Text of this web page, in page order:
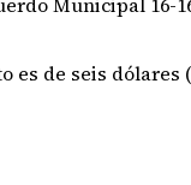
de seis dólares